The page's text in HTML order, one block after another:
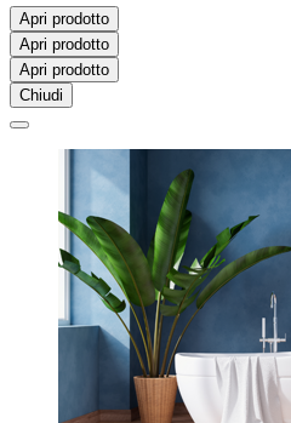
Apri prodotto
Apri prodotto
Apri prodotto
Chiudi